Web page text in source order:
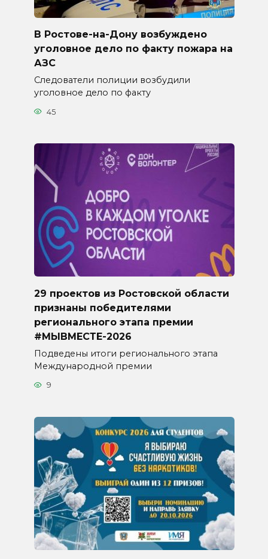
В Ростове-на-Дону возбуждено
уголовное дело по факту пожара на
АЗС
Следователи полиции возбудили
уголовное дело по факту
45
29 проектов из Ростовской области
признаны победителями
регионального этапа премии
#МЫВМЕСТЕ-2026
Подведены итоги регионального этапа
Международной премии
9